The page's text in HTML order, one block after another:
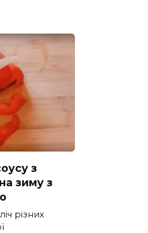
з
зиму з
різних